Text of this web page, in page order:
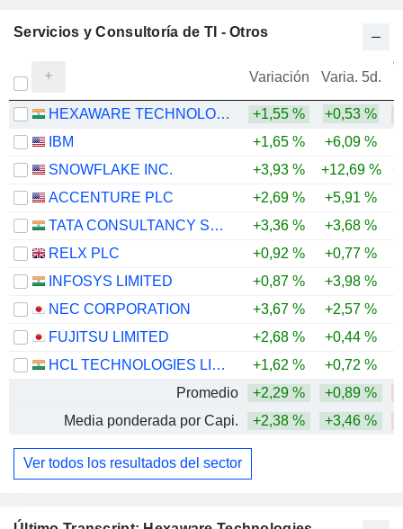
Servicios y Consultoría de TI - Otros
Variación Varia. 5d.
HEXAWARE TECHNOLOGIES LIMITED +1,55 % +0,53 %
IBM
+1,65 % +6,09 %
SNOWFLAKE INC.
+3,93 % +12,69 %
ACCENTURE PLC
+2,69 % +5,91 %
TATA CONSULTANCY SERVICES LTD.
+3,36 % +3,68 %
RELX PLC
+0,92 % +0,77 %
INFOSYS LIMITED
+0,87 % +3,98 %
NEC CORPORATION
+3,67 % +2,57 %
FUJITSU LIMITED
+2,68 % +0,44 %
HCL TECHNOLOGIES LIMITED
+1,62 % +0,72 %
Promedio
+2,29 % +0,89 %
Media ponderada por Capi.
+2,38 % +3,46 %
Ver todos los resultados del sector